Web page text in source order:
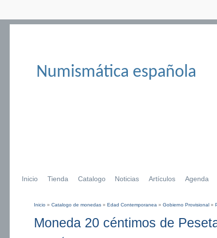
Numismática española
Inicio Tienda Catalogo Noticias Artículos Agenda
Inicio » Catalogo de monedas » Edad Contemporanea » Gobierno Provisional »
Moneda 20 céntimos de